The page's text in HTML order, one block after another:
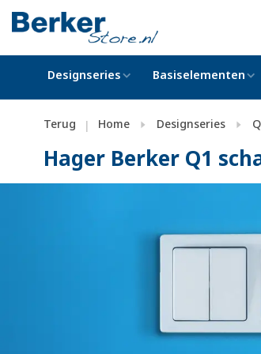
Designseries Basiselementen
Terug | Home Designseries
Hager Berker Q1